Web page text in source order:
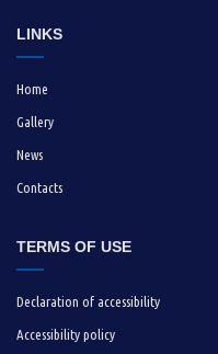
LINKS
Home
Gallery
News
Contacts
TERMS OF USE
Declaration of accessibility
Accessibility policy